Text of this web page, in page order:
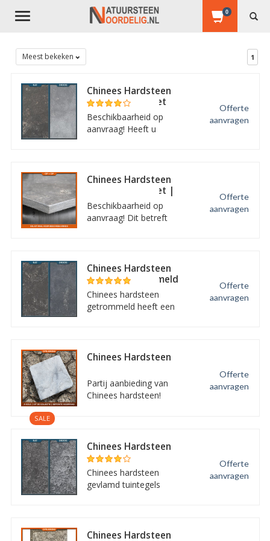
Toggle
0
Meest bekeken 1
Chinees Hardsteen
Gezoet met facet
Beschikbaarheid op
aanvraag! Heeft u
naar de voorwaarden en
Offerte
aanvragen
Chinees Hardsteen
Gezoet met facet |
Actie!
Beschikbaarheid op
aanvraag! Dit betreft
informeer snel!
Offerte
aanvragen
Chinees Hardsteen
gezoet/getrommeld
Chinees hardsteen
getrommeld heeft een
van een facet. De
stuk en dus ook per stuk
te bestellen.
Offerte
aanvragen
SALE
Chinees Hardsteen
getrommeld
Partij aanbieding van
Chinees hardsteen!
Offerte
aanvragen
Chinees Hardsteen
Gevlamd +
geborsteld
Chinees hardsteen
gevlamd tuintegels
voor chinees hardsteen
Offerte
aanvragen
Chinees Hardsteen